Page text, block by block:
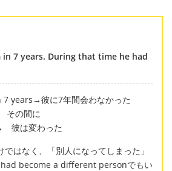
in 7 years. During that time he had
years→彼に7年間会わなかった
の間に
は変わった
はなく、「別人になってしまった」
had become a different personでもい